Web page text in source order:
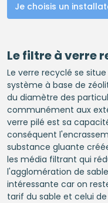
Je choisis un
Le filtre à verre
Le verre recyclé se
système à base de
du diamètre des
communément aux
verre pilé est sa
conséquent
substance gluante
les média filtrant qui
l'agglomération de
intéressante car on
tarif du sable et celui de